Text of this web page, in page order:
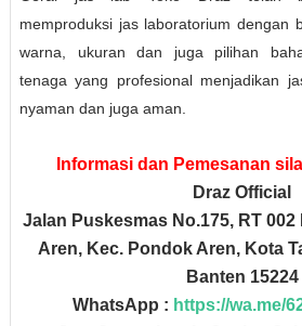
memproduksi jas laboratorium dengan
warna, ukuran dan juga pilihan
tenaga yang profesional menjadikan
nyaman dan juga aman.
Informasi dan Pemesanan
Draz Official
Jalan Puskesmas No.175, RT
Aren, Kec. Pondok Aren, Kota
Banten 15224
WhatsApp : https://wa.me/